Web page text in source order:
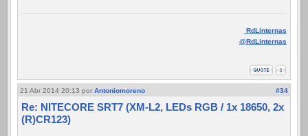
RdLinternas
@RdLinternas
21 Abr 2014 20:13 por Antoniomoreno #34
Re: NITECORE SRT7 (XM-L2, LEDs RGB / 1x 18650, 2x
(R)CR123)